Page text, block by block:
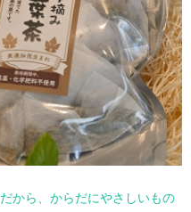
から、からだにやさしいもの